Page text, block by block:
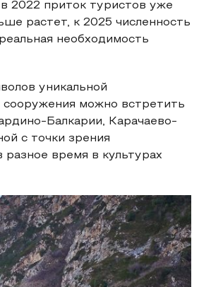
2022 приток туристов уже
растет, к 2025 численность
необходимость
уникальной
сооружения можно встретить
Балкарии, Карачаево-
с точки зрения
время в культурах